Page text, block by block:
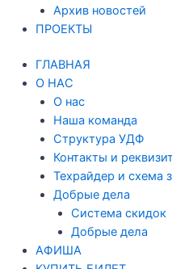
Архив новостей
ПРОЕКТЫ
ГЛАВНАЯ
О НАС
О нас
Наша команда
Структура УДФ
Контакты и
Техрайдер и схема
Добрые дела
Система скидок
Добрые дела
АФИША